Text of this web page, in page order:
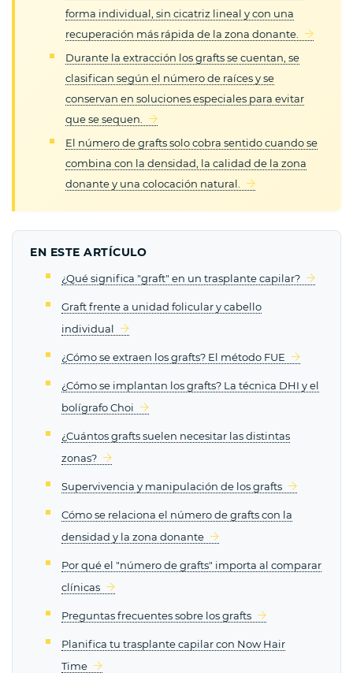
forma individual, sin cicatriz lineal y con una
recuperación más rápida de la zona donante.
Durante la extracción los grafts se cuentan, se
clasifican según el número de raíces y se
conservan en soluciones especiales para evitar
que se sequen.
El número de grafts solo cobra sentido cuando se
combina con la densidad, la calidad de la zona
donante y una colocación natural.
EN ESTE ARTÍCULO
¿Qué significa "graft" en un trasplante capilar?
Graft frente a unidad folicular y cabello
individual
¿Cómo se extraen los grafts? El método FUE
¿Cómo se implantan los grafts? La técnica DHI y el
bolígrafo Choi
¿Cuántos grafts suelen necesitar las distintas
zonas?
Supervivencia y manipulación de los grafts
Cómo se relaciona el número de grafts con la
densidad y la zona donante
Por qué el "número de grafts" importa al comparar
clínicas
Preguntas frecuentes sobre los grafts
Planifica tu trasplante capilar con Now Hair
Time